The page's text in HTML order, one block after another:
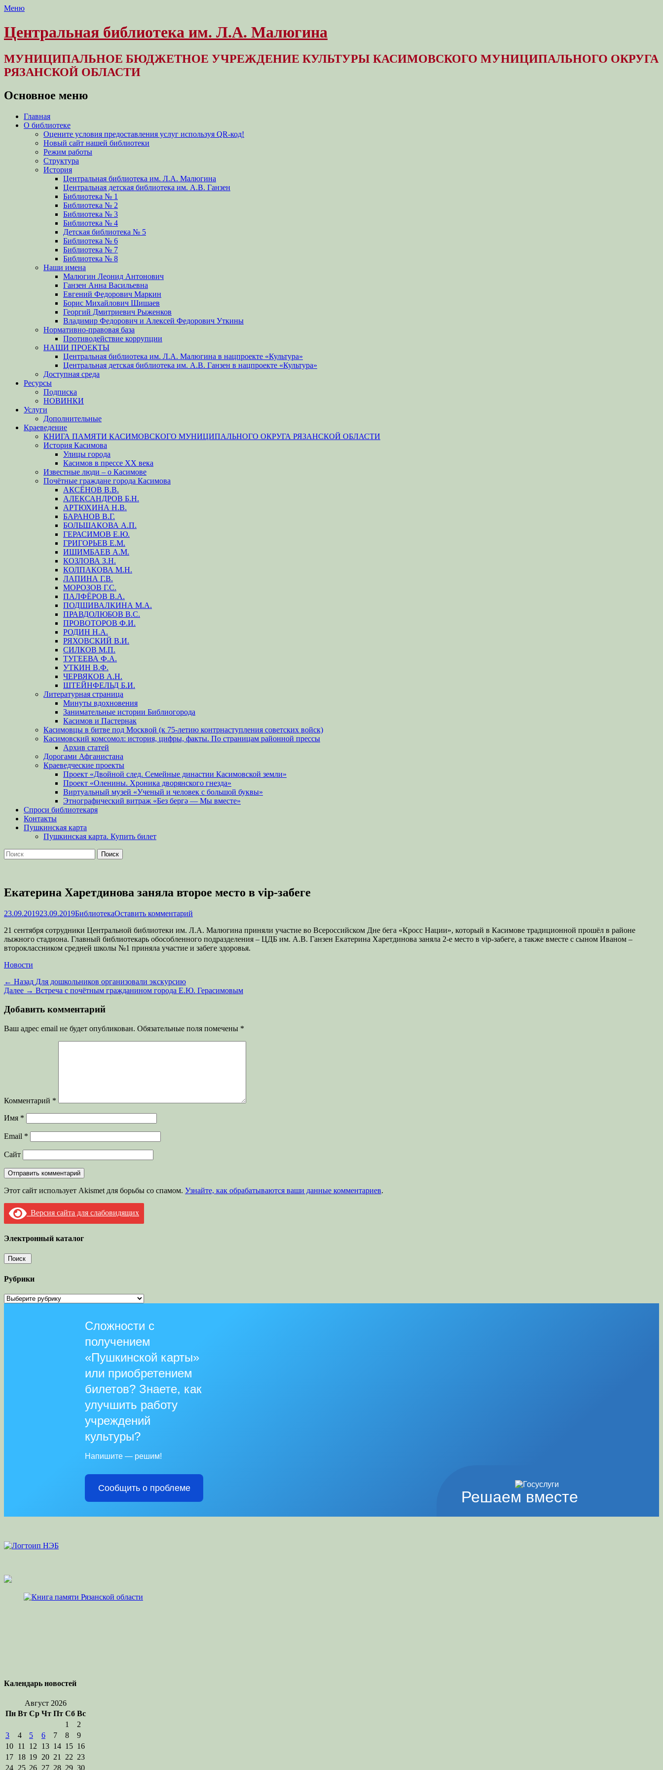
Меню
Центральная библиотека им. Л.А. Малюгина
МУНИЦИПАЛЬНОЕ БЮДЖЕТНОЕ УЧРЕЖДЕНИЕ КУЛЬТУРЫ КАСИМОВСКОГО МУНИЦИПАЛЬНОГО ОКРУГА
РЯЗАНСКОЙ ОБЛАСТИ
Основное меню
Перейти
содержимому
Главная
О библиотеке
Оцените условия предоставления услуг используя QR-код!
Новый сайт нашей библиотеки
Режим работы
Структура
История
Центральная библиотека им. Л.А. Малюгина
Центральная детская библиотека им. А.В. Ганзен
Библиотека № 1
Библиотека № 2
Библиотека № 3
Библиотека № 4
Детская библиотека № 5
Библиотека № 6
Библиотека № 7
Библиотека № 8
Наши имена
Малюгин Леонид Антонович
Ганзен Анна Васильевна
Евгений Федорович Маркин
Борис Михайлович Шишаев
Георгий Дмитриевич Рыженков
Владимир Федорович и Алексей Федорович Уткины
Нормативно-правовая база
Противодействие коррупции
НАШИ ПРОЕКТЫ
Центральная библиотека им. Л.А. Малюгина в нацпроекте «Культура»
Центральная детская библиотека им. А.В. Ганзен в нацпроекте «Культура»
Доступная среда
Ресурсы
Подписка
НОВИНКИ
Услуги
Дополнительные
Краеведение
КНИГА ПАМЯТИ КАСИМОВСКОГО МУНИЦИПАЛЬНОГО ОКРУГА РЯЗАНСКОЙ ОБЛАСТИ
История Касимова
Улицы города
Касимов в прессе XX века
Известные люди – о Касимове
Почётные граждане города Касимова
АКСЁНОВ В.В.
АЛЕКСАНДРОВ Б.Н.
АРТЮХИНА Н.В.
БАРАНОВ В.Г.
БОЛЬШАКОВА А.П.
ГЕРАСИМОВ Е.Ю.
ГРИГОРЬЕВ Е.М.
ИШИМБАЕВ А.М.
КОЗЛОВА З.Н.
КОЛПАКОВА М.Н.
ЛАПИНА Г.В.
МОРОЗОВ Г.С.
ПАЛФЁРОВ В.А.
ПОДШИВАЛКИНА М.А.
ПРАВДОЛЮБОВ В.С.
ПРОВОТОРОВ Ф.И.
РОДИН Н.А.
РЯХОВСКИЙ В.И.
СИЛКОВ М.П.
ТУГЕЕВА Ф.А.
УТКИН В.Ф.
ЧЕРВЯКОВ А.Н.
ШТЕЙНФЕЛЬД Б.И.
Литературная страница
Минуты вдохновения
Занимательные истории Библиогорода
Касимов и Пастернак
Касимовцы в битве под Москвой (к 75-летию контрнаступления советских войск)
Касимовский комсомол: история, цифры, факты. По страницам районной прессы
Архив статей
Дорогами Афганистана
Краеведческие проекты
Проект «Двойной след. Семейные династии Касимовской земли»
Проект «Оленины. Хроника дворянского гнезда»
Виртуальный музей «Ученый и человек с большой буквы»
Этнографический витраж «Без бергə — Мы вместе»
Спроси библиотекаря
Контакты
Пушкинская карта
Пушкинская карта. Купить билет
Поиск
Найти:
Екатерина Харетдинова заняла второе место в vip-забеге
Опубликовано
23.09.201923.09.2019Автор
БиблиотекаОставить комментарий
21 сентября сотрудники Центральной библиотеки им. Л.А. Малюгина приняли участие во Всероссийском Дне бега «Кросс Нации», который в Касимове традиционной прошёл в районе
лыжного стадиона. Главный библиотекарь обособленного подразделения – ЦДБ им. А.В. Ганзен Екатерина Харетдинова заняла 2-е место в vip-забеге, а также вместе с сыном Иваном –
второклассником средней школы №1 приняла участие и забеге здоровья.
Категории
Новости
Навигация
по
записям
← Назад Предыдущая
запись:
Для дошкольников организовали экскурсию
Далее → Следующая
Встреча с почётным гражданином города Е.Ю. Герасимовым
Добавить комментарий
Ваш адрес email не будет опубликован. Обязательные поля помечены *
Комментарий *
Имя *
Email *
Сайт
Этот сайт использует Akismet для борьбы со спамом. Узнайте, как обрабатываются ваши данные комментариев.
Версия сайта для слабовидящих
Электронный каталог
Рубрики
Рубрики
Решаем вместе
Сложности с
получением
«Пушкинской карты»
или приобретением
билетов? Знаете, как
улучшить работу
учреждений
культуры?
Напишите — решим!
Сообщить о проблеме
Календарь новостей
Август 2026
Пн Вт Ср Чт Пт Сб Вс
1
2
3
4 5 6 7 8
9
10 11 12 13 14 15 16
17 18 19 20 21 22 23
24 25 26 27 28 29 30